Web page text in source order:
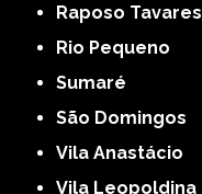
Raposo Tavares
Rio Pequeno
Sumaré
São Domingos
Vila Anastácio
Vila Leopoldina